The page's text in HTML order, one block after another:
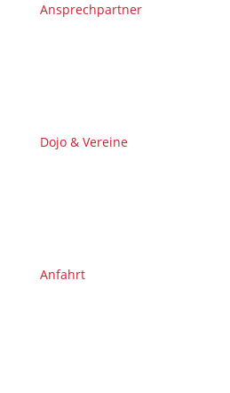
Ansprechpartner
Dojo & Vereine
Anfahrt